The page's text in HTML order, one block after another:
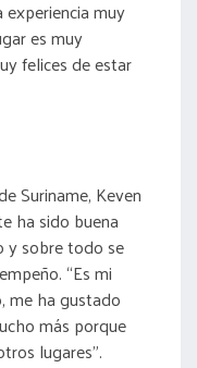
muy
es muy
felices de estar
Suriname, Keven
ha sido buena
y sobre todo se
“Es mi
me ha gustado
más porque
lugares”.